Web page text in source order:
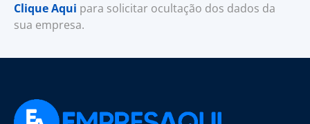
Clique Aqui para solicitar ocultação dos dados da
sua empresa.